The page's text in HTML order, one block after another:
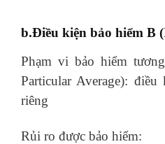
b.Điều kiện bảo hiểm B
Phạm vi bảo hiểm
Particular Average):
riêng
Rủi ro được bảo hiểm: